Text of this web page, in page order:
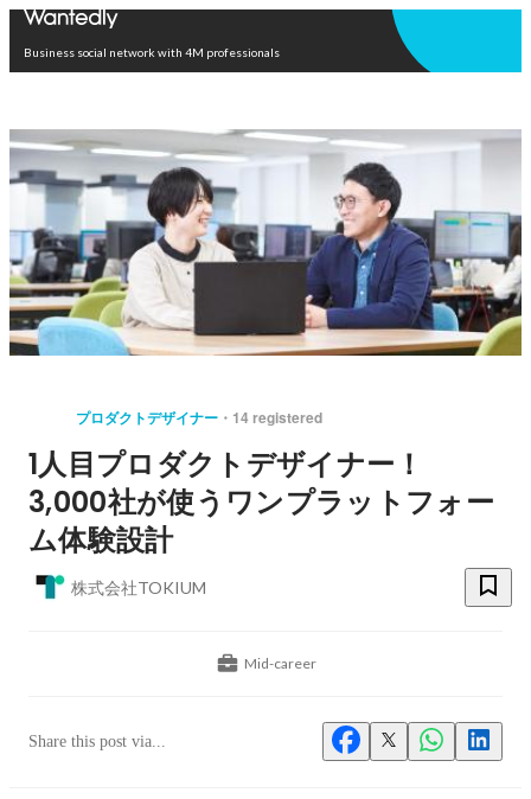
Business social network with 4M professionals
プロダクトデザイナー 14 registered
1人目プロダクトデザイナー！
3,000社が使うワンプラットフォー
ム体験設計
株式会社TOKIUM
Mid-career
Share this post via...